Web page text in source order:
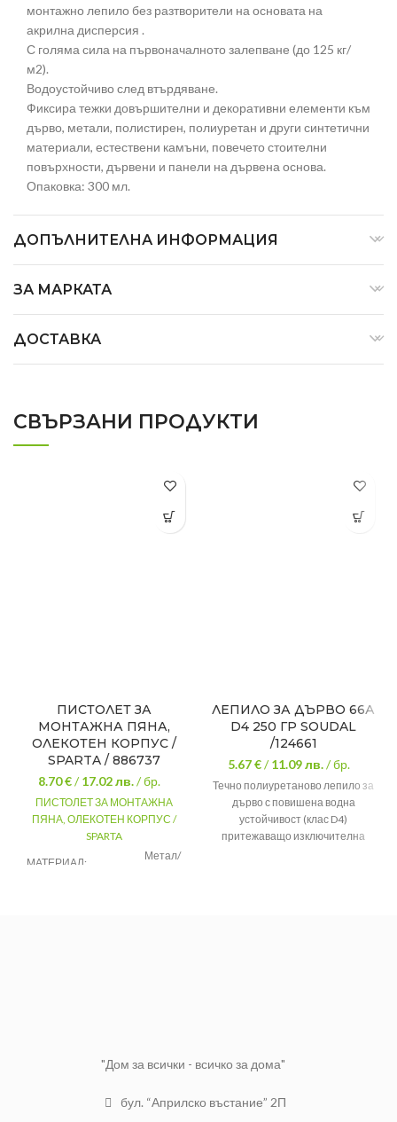
монтажно лепило без разтворители на основата на
акрилна дисперсия .
С голяма сила на първоначалното залепване (до 125 кг/
м2).
Водоустойчиво след втърдяване.
Фиксира тежки довършителни и декоративни елементи към
дърво, метали, полистирен, полиуретан и други синтетични
материали, естествени камъни, повечето стоителни
повърхности, дървени и панели на дървена основа.
Опаковка: 300 мл.
ДОПЪЛНИТЕЛНА ИНФОРМАЦИЯ
ЗА МАРКАТА
ДОСТАВКА
СВЪРЗАНИ ПРОДУКТИ
ПИСТОЛЕТ ЗА
МОНТАЖНА ПЯНА,
ОЛЕКОТЕН КОРПУС /
SPARTA / 886737
8.70 €/17.02лв./ бр.
ПИСТОЛЕТ ЗА МОНТАЖНА
ПЯНА, ОЛЕКОТЕН КОРПУС /
SPARTA
МАТЕРИАЛ:
Метал/
ЛЕПИЛО ЗА ДЪРВО 66А
D4 250 ГР SOUDAL
/124661
5.67 €/11.09лв./ бр.
Течно полиуретаново лепило за
дърво с повишена водна
устойчивост (клас D4)
притежаващо изключителна
"Дом за всички - всичко за дома"
бул. “Априлско въстание” 2П